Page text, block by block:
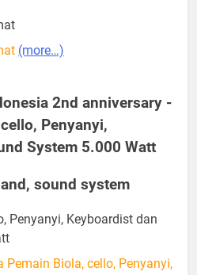
(more…)
2nd anniversary -
Penyanyi,
System 5.000 Watt
sound system
Penyanyi, Keyboardist dan
Pemain Biola, cello, Penyanyi,